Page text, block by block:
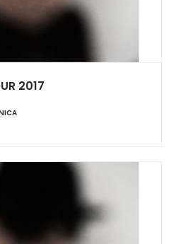
2017